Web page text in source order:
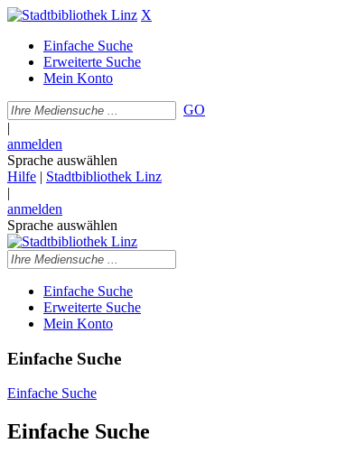
X
Einfache Suche
Erweiterte Suche
Mein Konto
GO
|
anmelden
Sprache auswählen
Hilfe | Stadtbibliothek Linz
|
anmelden
Sprache auswählen
Einfache Suche
Erweiterte Suche
Mein Konto
Einfache Suche
Einfache Suche
Einfache Suche